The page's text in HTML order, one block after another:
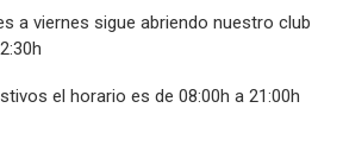
a viernes sigue abriendo nuestro club
el horario es de 08:00h a 21:00h